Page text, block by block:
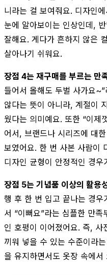
니라는 걸 보여줘요. 디자인
눈에 알아보이는 인상인데,
잘해요. 게다가 흔하지 않은
살아나기 쉬워요.
장점 4는 재구매를 부르는 만
들어서 올해도 두벌 사가요
않다는 뜻이 아니라, 계절이
웠다는 의미예요. 또한 “이제
어서, 브랜드나 시리즈에 대
보였어요. 한 번 사본 사람이
디자인 균형이 안정적인 경우
장점 5는 기념품 이상의 활용
행 후 한 번 입고 끝나는 경우
서 “이뻐요”라는 심플한 만족
인 호평이 이어졌어요. 즉, 사
끼워 넣을 수 있는 수준이라
을 유지하면서도 옷장 속에